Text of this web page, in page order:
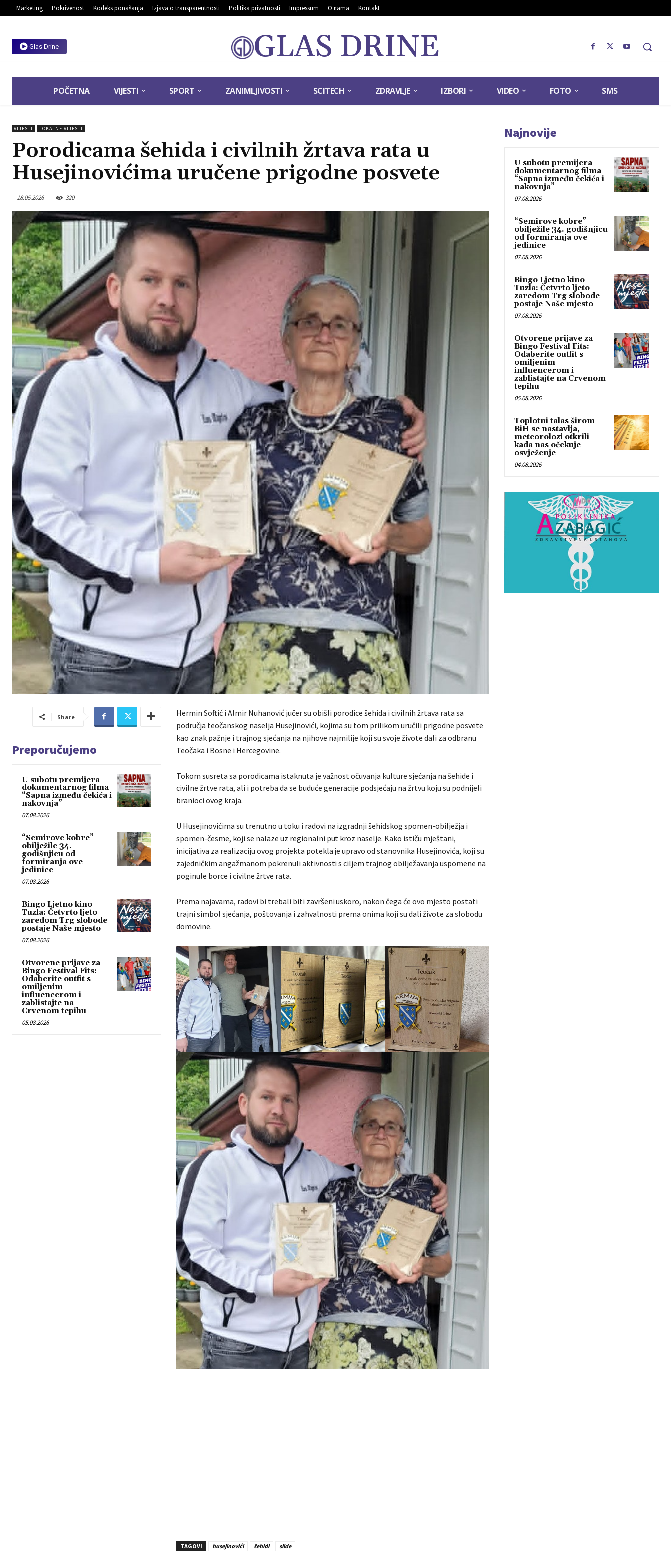
Marketing Pokrivenost Kodeks ponašanja Izjava o transparentnosti Politika privatnosti Impressum O nama Kontakt
Glas Drine GLAS DRINE
POČETNA VIJESTI SPORT ZANIMLJIVOSTI SCITECH ZDRAVLJE IZBORI VIDEO FOTO SMS
VIJESTI LOKALNE VIJESTI
Porodicama šehida i civilnih žrtava rata u
Husejinovićima uručene prigodne posvete
18.05.2026 320
Share
Preporučujemo
U subotu premijera
dokumentarnog filma
“Sapna između čekića i
nakovnja”
07.08.2026
“Semirove kobre”
obilježile 34.
godišnjicu od
formiranja ove
jedinice
07.08.2026
Bingo Ljetno kino
Tuzla: Četvrto ljeto
zaredom Trg slobode
postaje Naše mjesto
07.08.2026
Otvorene prijave za
Bingo Festival Fits:
Odaberite outfit s
omiljenim
influencerom i
zablistajte na
Crvenom tepihu
05.08.2026
Hermin Softić i Almir Nuhanović jučer su obišli porodice šehida i civilnih žrtava rata sa
područja teočanskog naselja Husejinovići, kojima su tom prilikom uručili prigodne posvete
kao znak pažnje i trajnog sjećanja na njihove najmilije koji su svoje živote dali za odbranu
Teočaka i Bosne i Hercegovine.
Tokom susreta sa porodicama istaknuta je važnost očuvanja kulture sjećanja na šehide i
civilne žrtve rata, ali i potreba da se buduće generacije podsjećaju na žrtvu koju su podnijeli
branioci ovog kraja.
U Husejinovićima su trenutno u toku i radovi na izgradnji šehidskog spomen-obilježja i
spomen-česme, koji se nalaze uz regionalni put kroz naselje. Kako ističu mještani,
inicijativa za realizaciju ovog projekta potekla je upravo od stanovnika Husejinovića, koji su
zajedničkim angažmanom pokrenuli aktivnosti s ciljem trajnog obilježavanja uspomene na
poginule borce i civilne žrtve rata.
Prema najavama, radovi bi trebali biti završeni uskoro, nakon čega će ovo mjesto postati
trajni simbol sjećanja, poštovanja i zahvalnosti prema onima koji su dali živote za slobodu
domovine.
TAGOVI husejinovići šehidi slide
Najnovije
U subotu premijera
dokumentarnog filma
“Sapna između čekića i
nakovnja”
07.08.2026
“Semirove kobre”
obilježile 34. godišnjicu
od formiranja ove
jedinice
07.08.2026
Bingo Ljetno kino
Tuzla: Četvrto ljeto
zaredom Trg slobode
postaje Naše mjesto
07.08.2026
Otvorene prijave za
Bingo Festival Fits:
Odaberite outfit s
omiljenim
influencerom i
zablistajte na Crvenom
tepihu
05.08.2026
Toplotni talas širom
BiH se nastavlja,
meteorolozi otkrili
kada nas očekuje
osvježenje
04.08.2026